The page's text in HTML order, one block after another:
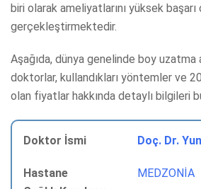
biri olarak ameliyatlarını yüksek başarı
gerçekleştirmektedir.
Aşağıda, dünya genelinde boy uzatma
doktorlar, kullandıkları yöntemler ve
olan fiyatlar hakkında detaylı bilgileri
Doç. Dr.
MEDZONİA